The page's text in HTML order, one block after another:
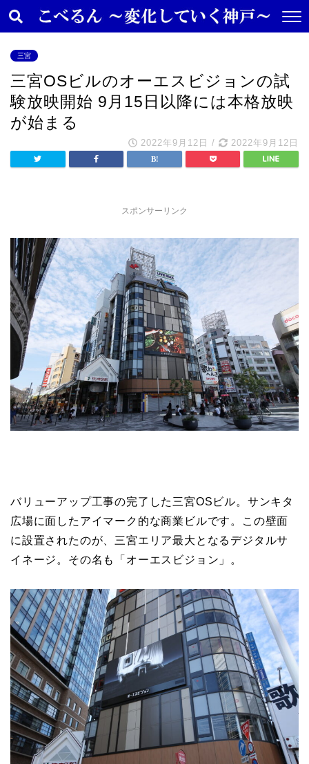
三宮
三宮OSビルのオーエスビジョンの試
験放映開始 9月15日以降には本格放映
が始まる
2022年9月12日 / 2022年9月12日
スポンサーリンク
バリューアップ工事の完了した三宮OSビル。サンキタ
広場に面したアイマーク的な商業ビルです。この壁面
に設置されたのが、三宮エリア最大となるデジタルサ
イネージ。その名も「オーエスビジョン」。